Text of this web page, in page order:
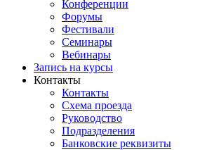
Конференции
Форумы
Фестивали
Семинары
Вебинары
Запись на курсы
Контакты
Контакты
Схема проезда
Руководство
Подразделения
Банковские реквизиты